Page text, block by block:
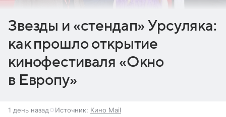
Звезды и «стендап» Урсуляка:
как прошло открытие
кинофестиваля «Окно
в Европу»
1 день назад Источник: Кино Mail